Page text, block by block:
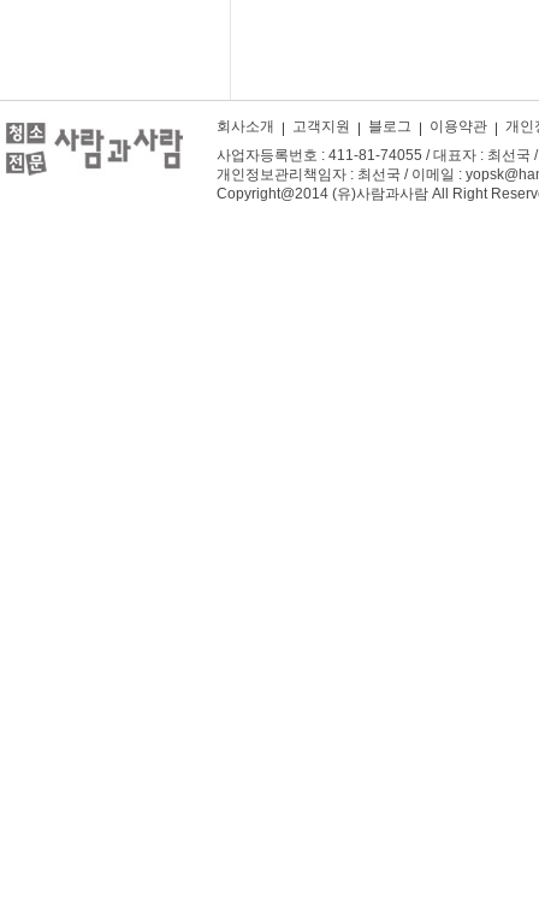
회사소개 고객지원 블로그 이용약관
개인
사업자등록번호 : 411-81-74055 / 대표자 : 최선
개인정보관리책임자 : 최선국 / 이메일 :
Copyright@2014 (유)사람과사람 All Right